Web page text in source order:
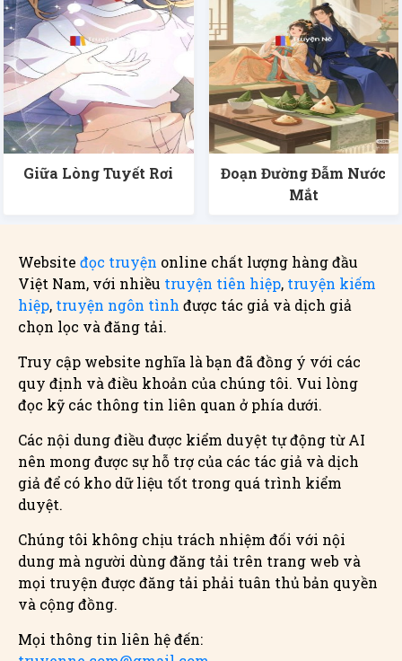
Giữa Lòng Tuyết Rơi
Đoạn Đường Đẫm Nước
Mắt
Website đọc truyện online chất lượng hàng đầu
Việt Nam, với nhiều truyện tiên hiệp, truyện kiếm
hiệp, truyện ngôn tình được tác giả và dịch giả
chọn lọc và đăng tải.
Truy cập website nghĩa là bạn đã đồng ý với các
quy định và điều khoản của chúng tôi. Vui lòng
đọc kỹ các thông tin liên quan ở phía dưới.
Các nội dung điều được kiểm duyệt tự động từ AI
nên mong được sự hỗ trợ của các tác giả và dịch
giả để có kho dữ liệu tốt trong quá trình kiểm
duyệt.
Chúng tôi không chịu trách nhiệm đối với nội
dung mà người dùng đăng tải trên trang web và
mọi truyện được đăng tải phải tuân thủ bản quyền
và cộng đồng.
Mọi thông tin liên hệ đến: